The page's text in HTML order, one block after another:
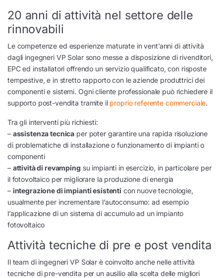
20 anni di attività nel settore delle
rinnovabili
Le competenze ed esperienze maturate in vent’anni di attività
dagli ingegneri VP Solar sono messe a disposizione di rivenditori,
EPC ed installatori offrendo un servizio qualificato, con risposte
tempestive, e in stretto rapporto con le aziende produttrici dei
componenti e sistemi. Ogni cliente professionale può richiedere il
supporto post-vendita tramite il proprio referente commerciale.
Tra gli interventi più richiesti:
– assistenza tecnica per poter garantire una rapida risoluzione
di problematiche di installazione o funzionamento di impianti o
componenti
– attività di revamping su impianti in esercizio, in particolare per
il fotovoltaico per migliorare la produzione di energia
– integrazione di impianti esistenti con nuove tecnologie,
usualmente per incrementare l’autoconsumo: ad esempio
l’applicazione di un sistema di accumulo ad un impianto
fotovoltaico
Attività tecniche di pre e post vendita
Il team di ingegneri VP Solar è coinvolto anche nelle attività
tecniche di pre-vendita per un ausilio alla scelta delle migliori